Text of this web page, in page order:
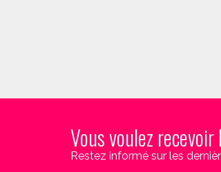
Vous voulez
Restez informé sur les